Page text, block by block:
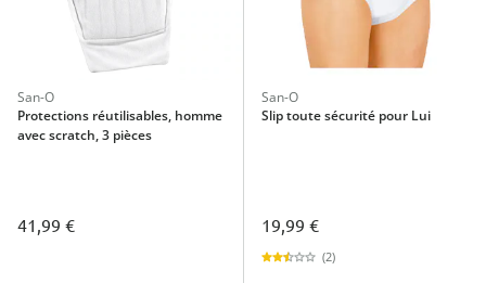
San-O
Protections réutilisables, homme
avec scratch, 3 pièces
41,99 €
San-O
Slip toute sécurité pour Lui
19,99 €
(2)